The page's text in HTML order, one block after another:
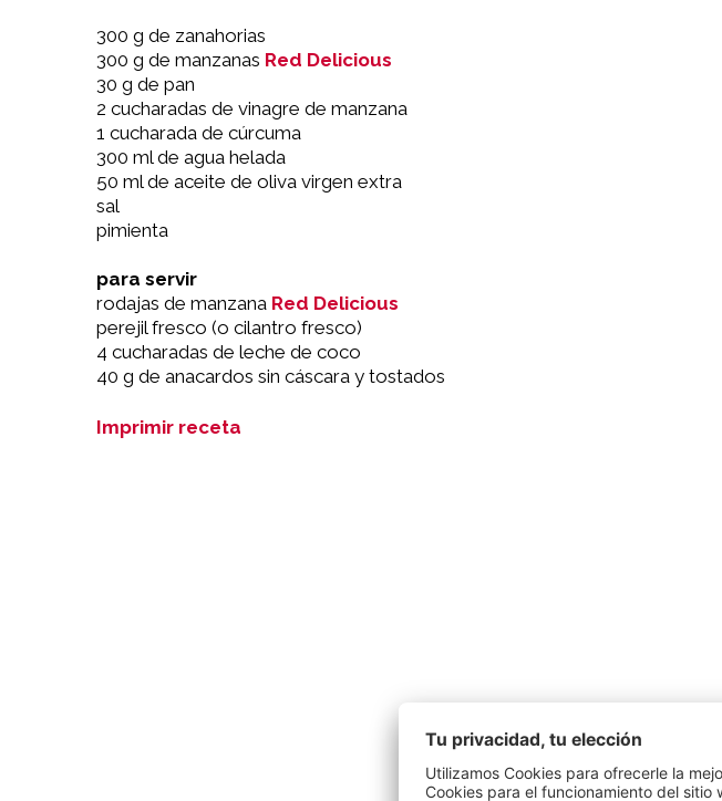
300 g de zanahorias
300 g de manzanas Red Delicious
30 g de pan
2 cucharadas de vinagre de manzana
1 cucharada de cúrcuma
300 ml de agua helada
50 ml de aceite de oliva virgen extra
sal
pimienta
para servir
rodajas de manzana Red Delicious
perejil fresco (o cilantro fresco)
4 cucharadas de leche de coco
40 g de anacardos sin cáscara y tostados
Imprimir receta